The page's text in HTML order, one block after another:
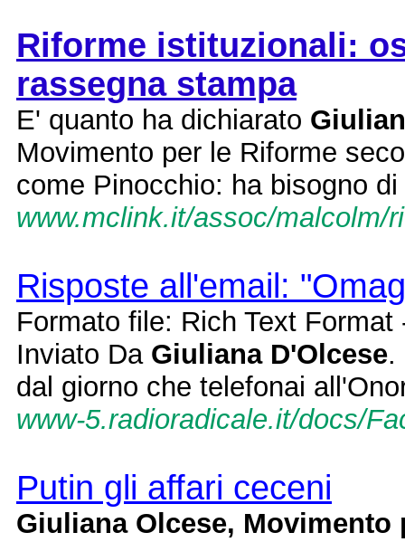
Riforme istituzionali:
rassegna stampa
E' quanto ha dichiarato
Movimento per le Riforme
come Pinocchio: ha bisogno
www.mclink.it/assoc/malcolm/
Risposte all'email:
Formato file: Rich Text Format
Inviato Da Giuliana D'Olcese.
dal giorno che telefonai
www-5.radioradicale.it/docs/
Putin gli affari ceceni
Giuliana Olcese, Movimento